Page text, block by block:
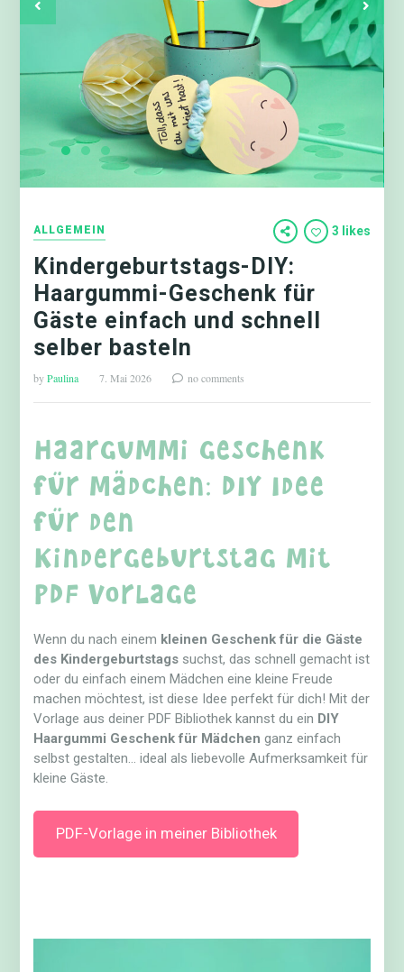
ALLGEMEIN 3 likes
Kindergeburtstags-DIY:
Haargummi-Geschenk für
Gäste einfach und schnell
selber basteln
byPaulina 7. Mai 2026 no comments
Haargummi Geschenk
für Mädchen: DIY Idee
für den
Kindergeburtstag mit
PDF Vorlage
Wenn du nach einem kleinen Geschenk für die Gäste
des Kindergeburtstags suchst, das schnell gemacht ist
oder du einfach einem Mädchen eine kleine Freude
machen möchtest, ist diese Idee perfekt für dich! Mit der
Vorlage aus deiner PDF Bibliothek kannst du ein DIY
Haargummi Geschenk für Mädchen ganz einfach
selbst gestalten… ideal als liebevolle Aufmerksamkeit für
kleine Gäste.
PDF-Vorlage in meiner Bibliothek